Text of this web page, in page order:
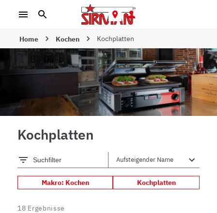
Home Kochen Kochplatten
Kochplatten
Suchfilter
Makro: Kochen Kochplatten
18 Ergebnisse